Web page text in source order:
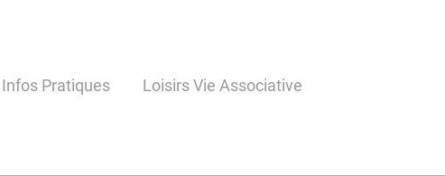
Infos Pratiques Loisirs Vie Associative